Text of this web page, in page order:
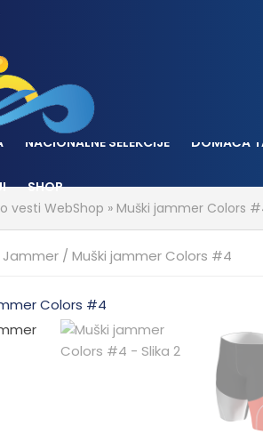
NACIONALNE SELEKCIJE DOMAĆA
SHOP
vesti WebShop » Muški jammer Colors
Jammer/ Muški jammer Colors #4